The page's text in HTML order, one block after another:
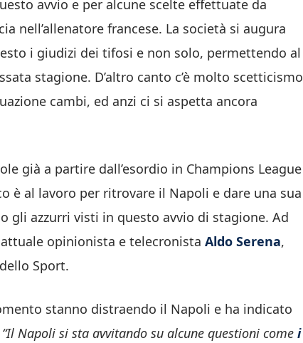
avvio e per alcune scelte effettuate da
nell’allenatore francese. La società si augura
i giudizi dei tifosi e non solo, permettendo al
stagione. D’altro canto c’è molto scetticismo
cambi, ed anzi ci si aspetta ancora
già a partire dall’esordio in Champions League
è al lavoro per ritrovare il Napoli e dare una sua
gli azzurri visti in questo avvio di stagione. Ad
opinionista e telecronista Aldo Serena,
Sport.
stanno distraendo il Napoli e ha indicato
“Il Napoli si sta avvitando su alcune questioni come i